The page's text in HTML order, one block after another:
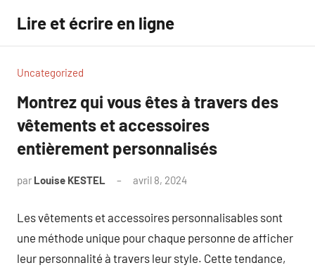
contenu
Lire et écrire en ligne
Uncategorized
Montrez qui vous êtes à travers des
vêtements et accessoires
entièrement personnalisés
par Louise KESTEL avril 8, 2024
Les vêtements et accessoires personnalisables sont
une méthode unique pour chaque personne de afficher
leur personnalité à travers leur style. Cette tendance,